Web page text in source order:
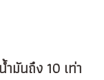
ำมันถึง 10 เท่า